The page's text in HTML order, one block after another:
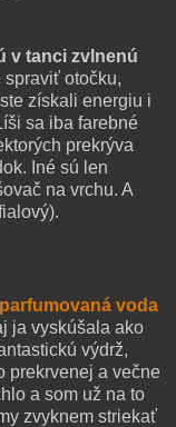
v tanci zvlnenú
spraviť otočku,
získali energiu i
sa iba farebné
prekrýva
Iné sú len
na vrchu. A
parfumovaná voda
ja vyskúšala ako
výdrž,
prekrvenej a večne
a som už na to
zvyknem striekať